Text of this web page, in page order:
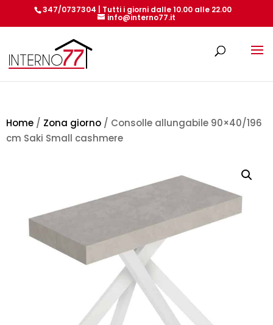
347/0737304 | Tutti i giorni dalle 10.00 alle 22.00
info@interno77.it
Home / Zona giorno / Consolle allungabile 90×40/196
cm Saki Small cashmere